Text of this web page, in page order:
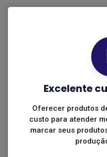
Excelente
Oferecer produtos
custo para atender
marcar seus